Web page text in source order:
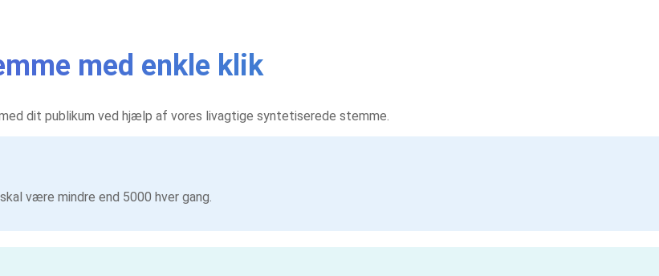
med enkle klik
dit publikum ved hjælp af vores livagtige syntetiserede stemme.
være mindre end 5000 hver gang.